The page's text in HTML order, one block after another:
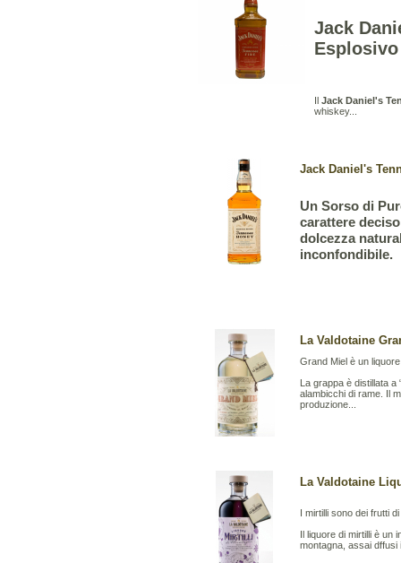
Jack
Il Jack Daniel's
whiskey...
Jack Daniel's
Un Sorso di
carattere
dolcezza
inconfondibile.
La Valdotaine
Grand Miel è un
La grappa è distillata a
alambicchi di rame. Il
produzione...
La Valdotaine
I mirtilli sono dei frutti
Il liquore di mirtilli è un
montagna, assai dffusi